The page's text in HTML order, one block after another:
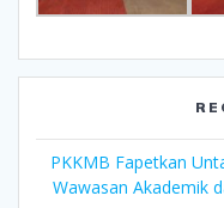
PKKMB Fapetkan
Wawasan Akademik